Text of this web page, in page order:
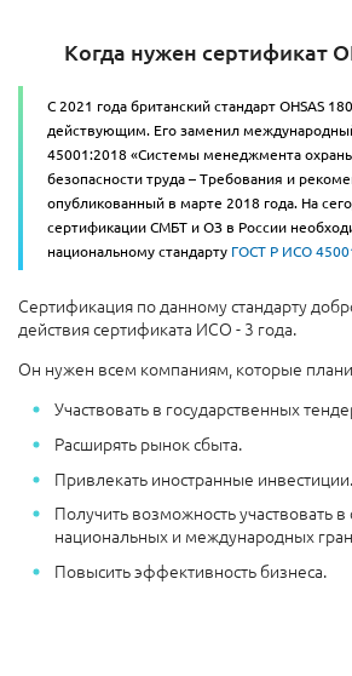
Когда нужен сертификат
С 2021 года британский стандарт OHSAS
действующим. Его заменил
45001:2018 «Системы менеджмента
безопасности труда – Требования и
опубликованный в марте 2018 года. На
сертификации СМБТ и ОЗ в России
национальному стандарту ГОСТ Р ИСО
Сертификация по данному стандарту
действия сертификата ИСО - 3 года.
Он нужен всем компаниям, которые
Участвовать в государственных
Расширять рынок сбыта.
Привлекать иностранные инвестиции.
Получить возможность участвовать
национальных и международных
Повысить эффективность бизнеса.